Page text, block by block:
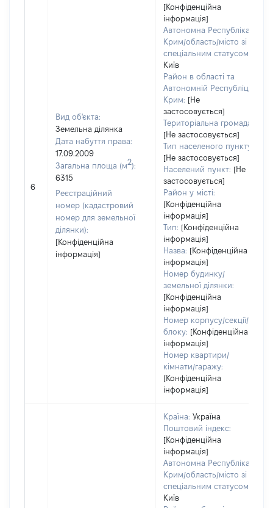
6
Вид об'єкта:
Земельна ділянка
Дата набуття права:
17.09.2009
Загальна площа (м2):
6315
Реєстраційний
номер (кадастровий
номер для земельної
ділянки):
[Конфіденційна
інформація]
[Конфіденційна
інформація]
Автономна Республіка
Крим/область/місто зі
спеціальним статусом:
Київ
Район в області та
Автономній Республіці
Крим: [Не
застосовується]
Територіальна громада:
[Не застосовується]
Тип населеного пункту:
[Не застосовується]
Населений пункт: [Не
застосовується]
Район у місті:
[Конфіденційна
інформація]
Тип: [Конфіденційна
інформація]
Назва: [Конфіденційна
інформація]
Номер будинку/
земельної ділянки:
[Конфіденційна
інформація]
Номер корпусу/секції/
блоку: [Конфіденційна
інформація]
Номер квартири/
кімнати/гаражу:
[Конфіденційна
інформація]
Країна: Україна
Поштовий індекс:
[Конфіденційна
інформація]
Автономна Республіка
Крим/область/місто зі
спеціальним статусом:
Київ